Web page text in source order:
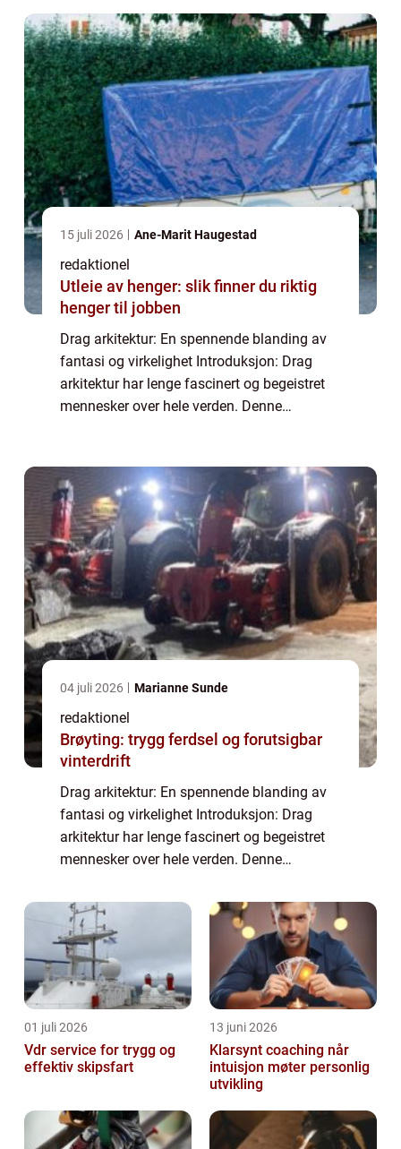
dykk...
15 juli 2026 Ane-Marit Haugestad
redaktionel
Utleie av henger: slik finner du riktig
henger til jobben
Drag arkitektur: En spennende blanding av
fantasi og virkelighet Introduksjon: Drag
arkitektur har lenge fascinert og begeistret
mennesker over hele verden. Denne
04 juli 2026 Marianne Sunde
redaktionel
Brøyting: trygg ferdsel og forutsigbar
vinterdrift
Drag arkitektur: En spennende blanding av
fantasi og virkelighet Introduksjon: Drag
arkitektur har lenge fascinert og begeistret
mennesker over hele verden. Denne
reise inn i drag arkitekturens verden. Vi
dykk...
01 juli 2026
Vdr service for trygg og
effektiv skipsfart
13 juni 2026
Klarsynt coaching når
intuisjon møter personlig
utvikling